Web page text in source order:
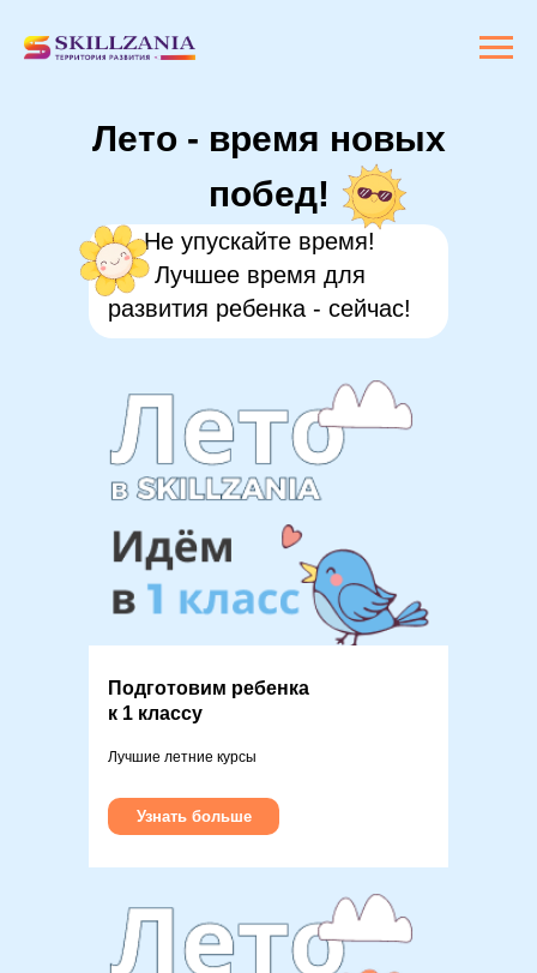
Подготовим ребенка
к 1 классу
Узнать больше
Лучшие летние курсы
Лето - время новых
побед!
Не упускайте время!
Лучшее время для
развития ребенка - сейчас!